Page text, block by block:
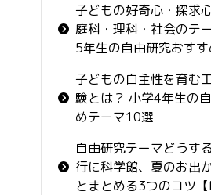
子どもの好奇心・探求
庭科・理科・社会のテ
5年生の自由研究おす
子どもの自主性を育む
験とは？ 小学4年生の
めテーマ10選
自由研究テーマどうす
行に科学館、夏のお出
とまとめる3つのコツ【